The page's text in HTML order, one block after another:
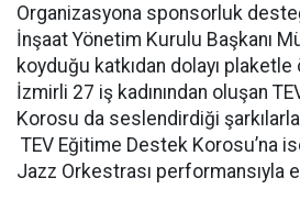
Organizasyona sponsorluk
İnşaat Yönetim Kurulu Başkanı
koyduğu katkıdan dolayı
İzmirli 27 iş kadınından oluşan
Korosu da seslendirdiği
TEV Eğitime Destek Korosu’na
Jazz Orkestrası performansıyla